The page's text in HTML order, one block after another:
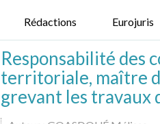
Rédactions Eurojuris
Responsabilité des
territoriale, maître
grevant les travaux